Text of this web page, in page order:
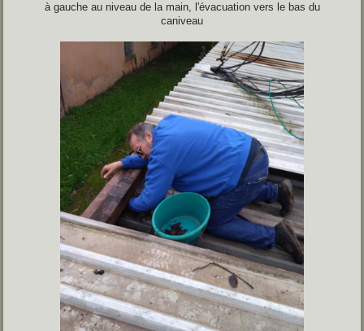
à gauche au niveau de la main, l'évacuation vers le bas du
caniveau